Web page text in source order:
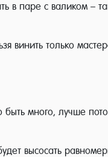
в паре с валиком –
винить только
много, лучше
высосать